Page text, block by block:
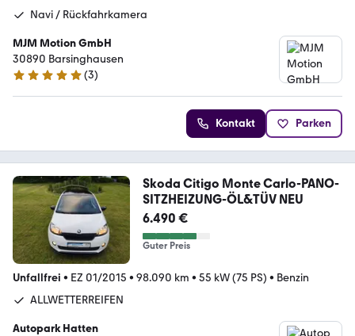
Navi / Rückfahrkamera
MJM Motion GmbH
30890 Barsinghausen
4.9 Sterne
(3)
Kontakt Parken
Skoda Citigo Monte Carlo-PANO-
SITZHEIZUNG-ÖL&TÜV NEU
6.490 €
Guter Preis
Unfallfrei • EZ 01/2015 • 98.090 km • 55 kW (75 PS) • Benzin
ALLWETTERREIFEN
Autopark Hatten